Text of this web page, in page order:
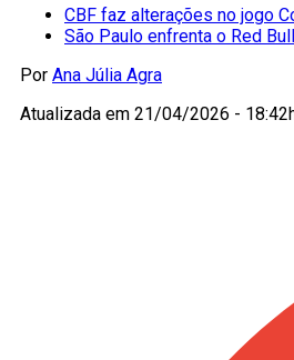
CBF faz alterações no jogo
São Paulo enfrenta o Red
Por Ana Júlia Agra
Atualizada em 21/04/2026 -